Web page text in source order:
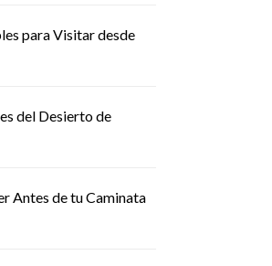
para Visitar desde
del Desierto de
Antes de tu Caminata